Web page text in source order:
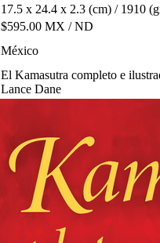
17.5 x 24.4 x 2.3 (cm) / 1910
$595.00 MX / ND
México
El Kamasutra completo e
Lance Dane